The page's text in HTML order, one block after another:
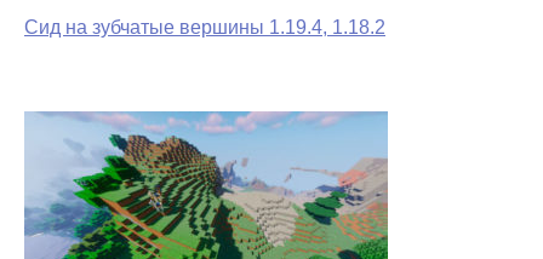
Сид на зубчатые вершины 1.19.4, 1.18.2